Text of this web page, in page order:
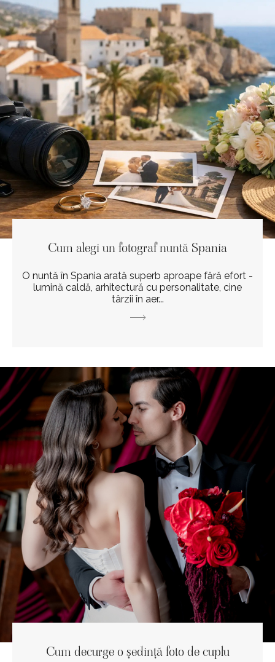
Cum alegi un fotograf nuntă Spania
O nuntă în Spania arată superb aproape fără efort -
lumină caldă, arhitectură cu personalitate, cine
târzii în aer...
Cum decurge o ședință foto de cuplu